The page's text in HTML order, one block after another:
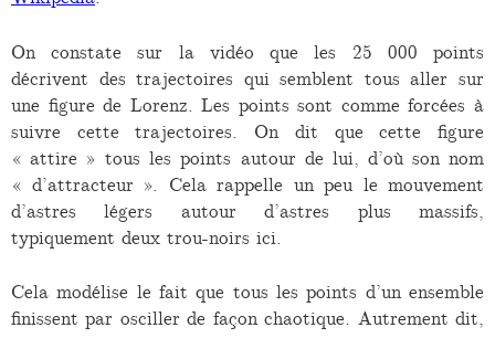
On constate sur la vidéo que les 25 000 points
décrivent des trajectoires qui semblent tous aller sur
une figure de Lorenz. Les points sont comme forcées à
suivre cette trajectoires. On dit que cette figure
« attire » tous les points autour de lui, d’où son nom
« d’attracteur ». Cela rappelle un peu le mouvement
d’astres légers autour d’astres plus massifs,
typiquement deux trou-noirs ici.
Cela modélise le fait que tous les points d’un ensemble
finissent par osciller de façon chaotique. Autrement dit,